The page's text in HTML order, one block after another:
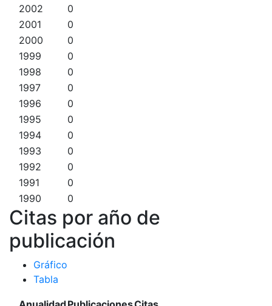
2002
0
2001
0
2000
0
1999
0
1998
0
1997
0
1996
0
1995
0
1994
0
1993
0
1992
0
1991
0
1990
0
Citas por año de
publicación
Gráfico
Tabla